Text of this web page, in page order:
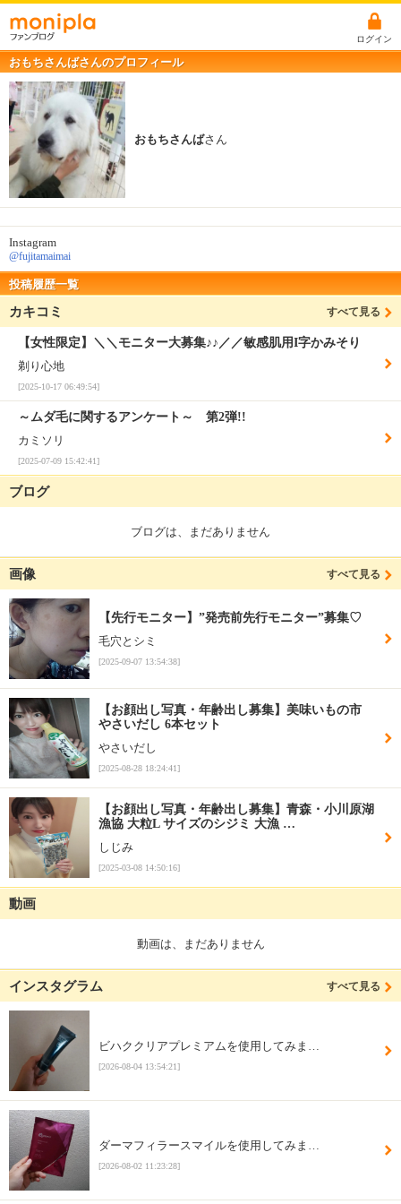
ログイン
おもちさんばさんのプロフィール
おもちさんばさん
Instagram
@fujitamaimai
投稿履歴一覧
カキコミ すべて見る
【女性限定】＼＼モニター大募集♪♪／／敏感肌用I字かみそり
剃り心地
[2025-10-17 06:49:54]
～ムダ毛に関するアンケート～ 第2弾!!
カミソリ
[2025-07-09 15:42:41]
ブログ
ブログは、まだありません
画像 すべて見る
【先行モニター】”発売前先行モニター”募集♡
毛穴とシミ
[2025-09-07 13:54:38]
【お顔出し写真・年齢出し募集】美味いもの市
やさいだし 6本セット
やさいだし
[2025-08-28 18:24:41]
【お顔出し写真・年齢出し募集】青森・小川原湖
漁協 大粒L サイズのシジミ 大漁 …
しじみ
[2025-03-08 14:50:16]
動画
動画は、まだありません
インスタグラム すべて見る
ビハククリアプレミアムを使用してみま…
[2026-08-04 13:54:21]
ダーマフィラースマイルを使用してみま…
[2026-08-02 11:23:28]